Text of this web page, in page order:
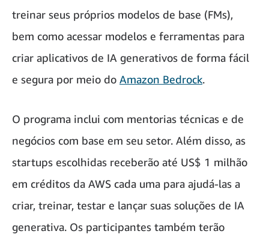
treinar seus próprios modelos de base (FMs),
bem como acessar modelos e ferramentas para
criar aplicativos de IA generativos de forma fácil
e segura por meio do Amazon Bedrock.
O programa inclui com mentorias técnicas e de
negócios com base em seu setor. Além disso, as
startups escolhidas receberão até US$ 1 milhão
em créditos da AWS cada uma para ajudá-las a
criar, treinar, testar e lançar suas soluções de IA
generativa. Os participantes também terão